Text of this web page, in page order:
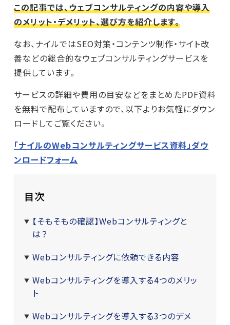
この記事では、ウェブコンサルティングの内容や導入
のメリット・デメリット、選び方を紹介します。
なお、ナイルではSEO対策・コンテンツ制作・サイト改
善などの総合的なウェブコンサルティングサービスを
提供しています。
サービスの詳細や費用の目安などをまとめたPDF資料
を無料で配布していますので、以下よりお気軽にダウン
ロードしてご覧ください。
「ナイルのWebコンサルティングサービス資料」ダウ
ンロードフォーム
目次
【そもそもの確認】Webコンサルティングと
は？
Webコンサルティングに依頼できる内容
Webコンサルティングを導入する4つのメリッ
ト
Webコンサルティングを導入する3つのデメ